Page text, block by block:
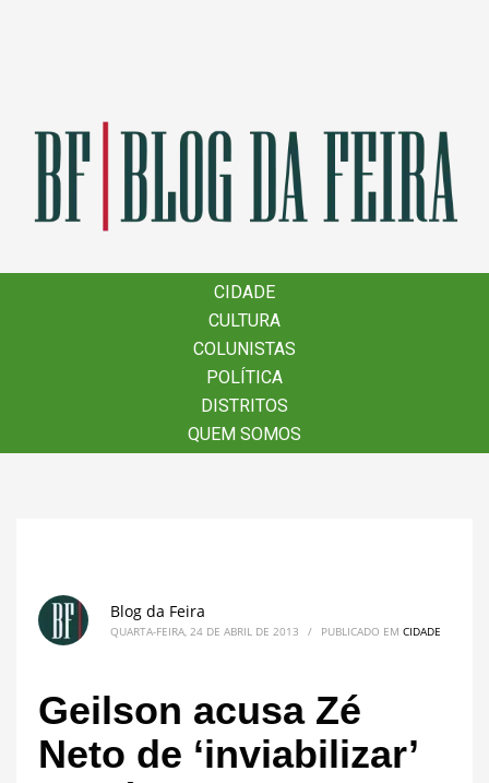
CIDADE
CULTURA
COLUNISTAS
POLÍTICA
DISTRITOS
QUEM SOMOS
CIDADE
CULTURA
COLUNISTAS
POLÍTICA
DISTRITOS
QUEM SOMOS
Blog da Feira
QUARTA-FEIRA, 24 DE ABRIL DE 2013 / PUBLICADO EM CIDADE
Geilson acusa Zé
Neto de ‘inviabilizar’